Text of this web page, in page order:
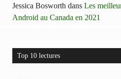
Jessica Bosworth dans Les
Android au Canada en 2021
Top 10 lectures